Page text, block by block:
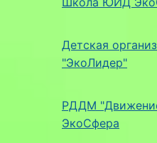
Детская
"ЭкоЛидер"
РДДМ
ЭкоСфера